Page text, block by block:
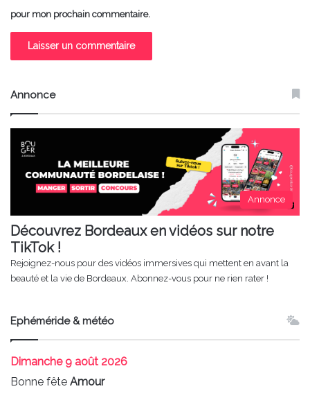
pour mon prochain commentaire.
Annonce
Annonce
Découvrez Bordeaux en vidéos sur notre
TikTok !
Rejoignez-nous pour des vidéos immersives qui mettent en avant la
beauté et la vie de Bordeaux. Abonnez-vous pour ne rien rater !
Ephéméride & météo
Dimanche9 août 2026
Bonne fête Amour